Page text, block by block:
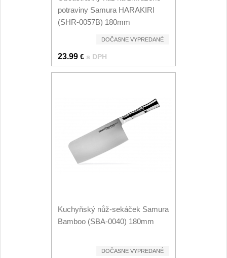
92
Nože Seburo HOKORI 37
Nože Seburo WEST
Nože Tojiro Zen
Nože Samura Bamboo
Ostřiče nožů V-Sharp
potraviny Samura HARAKIRI
(SHR-0057B) 180mm
DOČASNE VYPREDANÉ
23.99 € s DPH
Kuchyňský nůž-sekáček Samura
Bamboo (SBA-0040) 180mm
DOČASNE VYPREDANÉ